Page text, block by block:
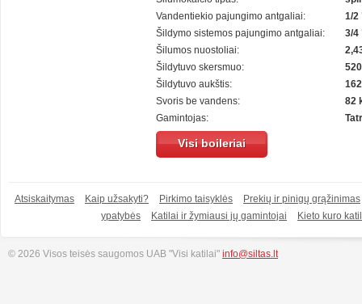
Vandentiekio pajungimo antgaliai:
1/2
Šildymo sistemos pajungimo antgaliai:
3/4
Šilumos nuostoliai:
Šildytuvo skersmuo:
Šildytuvo aukštis:
Svoris be vandens:
82
Gamintojas:
Visi boileriai
Atsiskaitymas Kaip užsakyti? Pirkimo taisyklės
Prekių ir pinigų grąžinimas
ypatybės
Katilai ir žymiausi jų gamintojai Kieto kuro
© 2026 Visos teisės saugomos UAB "Visi katilai" info@siltas.lt